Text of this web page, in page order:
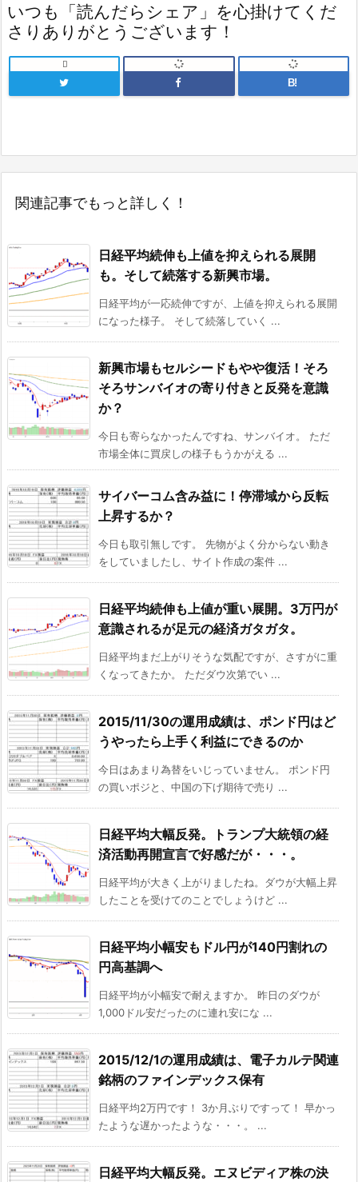
いつも「読んだらシェア」を心掛けてくだ
さりありがとうございます！

B!
関連記事でもっと詳しく！
日経平均続伸も上値を抑えられる展開
も。そして続落する新興市場。
日経平均が一応続伸ですが、上値を抑えられる展開
になった様子。 そして続落していく ...
新興市場もセルシードもやや復活！そろ
そろサンバイオの寄り付きと反発を意識
か？
今日も寄らなかったんですね、サンバイオ。 ただ
市場全体に買戻しの様子もうかがえる ...
サイバーコム含み益に！停滞域から反転
上昇するか？
今日も取引無しです。 先物がよく分からない動き
をしていましたし、サイト作成の案件 ...
日経平均続伸も上値が重い展開。3万円が
意識されるが足元の経済ガタガタ。
日経平均まだ上がりそうな気配ですが、さすがに重
くなってきたか。 ただダウ次第でい ...
2015/11/30の運用成績は、ポンド円はど
うやったら上手く利益にできるのか
今日はあまり為替をいじっていません。 ポンド円
の買いポジと、中国の下げ期待で売り ...
日経平均大幅反発。トランプ大統領の経
済活動再開宣言で好感だが・・・。
日経平均が大きく上がりましたね。ダウが大幅上昇
したことを受けてのことでしょうけど ...
日経平均小幅安もドル円が140円割れの
円高基調へ
日経平均が小幅安で耐えますか。 昨日のダウが
1,000ドル安だったのに連れ安にな ...
2015/12/1の運用成績は、電子カルテ関連
銘柄のファインデックス保有
日経平均2万円です！ 3か月ぶりですって！ 早かっ
たような遅かったような・・・。 ...
日経平均大幅反発。エヌビディア株の決